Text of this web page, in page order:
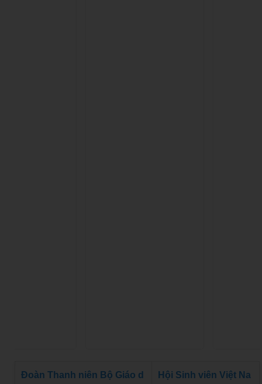
Đoàn Thanh niên Bộ Giáo d
Hội Sinh viên Việt Na